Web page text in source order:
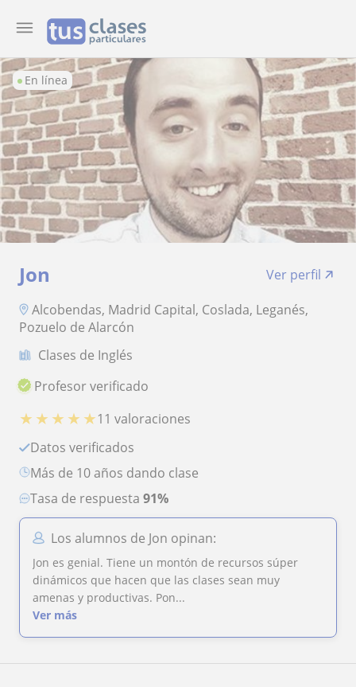
En línea
Jon
Ver perfil
Alcobendas, Madrid Capital, Coslada, Leganés,
Pozuelo de Alarcón
Clases de Inglés
Profesor verificado
★ ★ ★ ★ ★11 valoraciones
Datos verificados
más de 10 años dando clase
Tasa de respuesta 91%
Los alumnos de Jon opinan:
Jon es genial. Tiene un montón de recursos súper
dinámicos que hacen que las clases sean muy
amenas y productivas. Pon...
Ver más